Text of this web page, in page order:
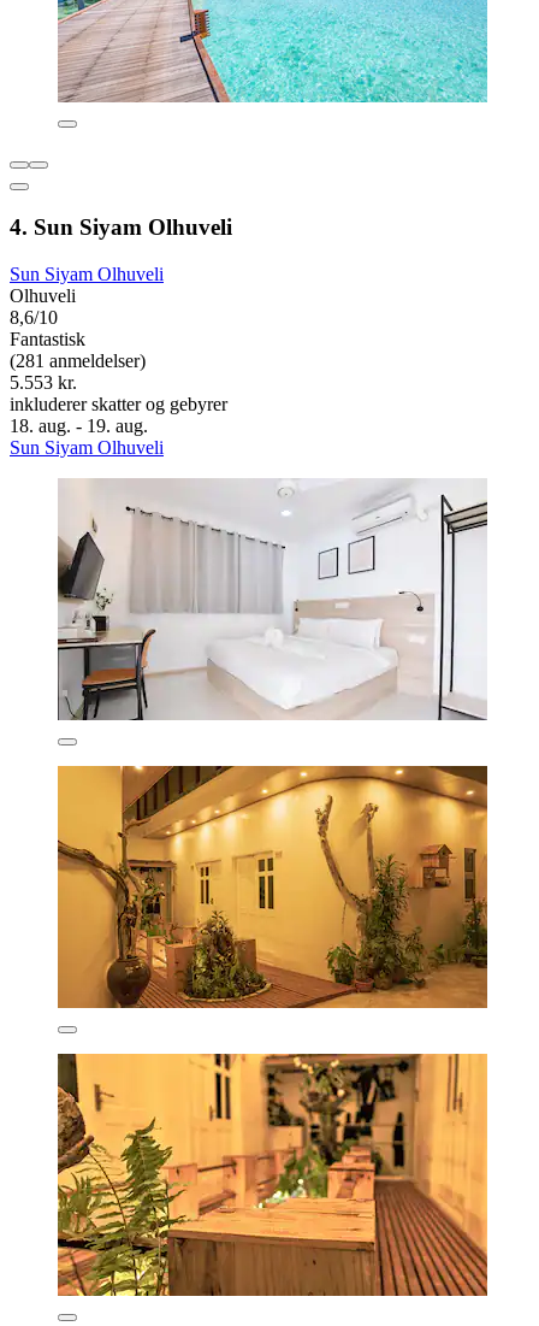
4. Sun Siyam Olhuveli
Sun Siyam Olhuveli
Olhuveli
8,6/10
Fantastisk
(281 anmeldelser)
5.553 kr.
inkluderer skatter og gebyrer
18. aug. - 19. aug.
Sun Siyam Olhuveli